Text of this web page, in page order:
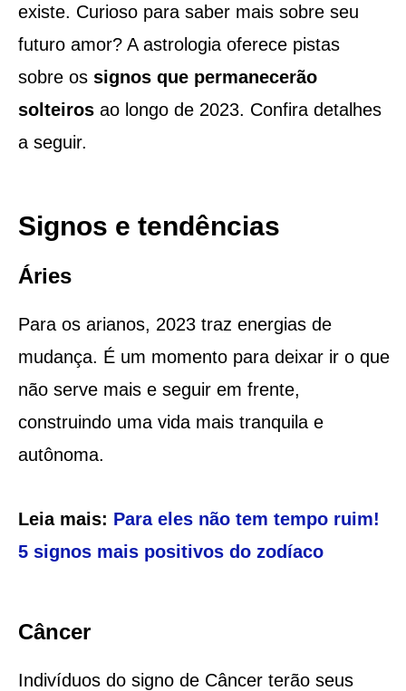
existe. Curioso para saber mais sobre seu
futuro amor? A astrologia oferece pistas
sobre os signos que permanecerão
solteirosao longo de 2023. Confira detalhes
a seguir.
Signos e tendências
Áries
Para os arianos, 2023 traz energias de
mudança. É um momento para deixar ir o que
não serve mais e seguir em frente,
construindo uma vida mais tranquila e
autônoma.
Leia mais: Para eles não tem tempo ruim!
5 signos mais positivos do zodíaco
Câncer
Indivíduos do signo de Câncer terão seus